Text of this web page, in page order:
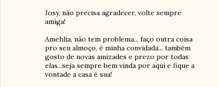
Josy, não precisa agradecer, volte sempre
amiga!
Amehlia, não tem problema... faço outra coisa
pro seu almoço, é minha convidada... também
gosto de novas amizades e prezo por todas
elas...seja sempre bem vinda por aqui e fique a
vontade a casa é sua!